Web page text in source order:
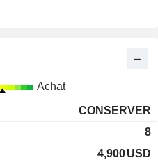
Achat
CONSERVER
8
4,900USD